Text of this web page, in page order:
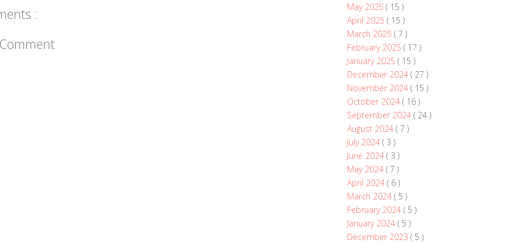
:
May 2025 ( 15 )
April 2025 ( 15 )
March 2025 ( 7 )
February 2025 ( 17 )
January 2025 ( 15 )
December 2024 ( 27 )
November 2024 ( 15 )
October 2024 ( 16 )
September 2024 ( 24 )
August 2024 ( 7 )
July 2024 ( 3 )
June 2024 ( 3 )
May 2024 ( 7 )
April 2024 ( 6 )
March 2024 ( 5 )
February 2024 ( 5 )
January 2024 ( 5 )
December 2023 ( 5 )